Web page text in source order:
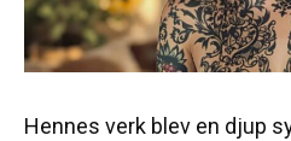
Hennes verk blev en djup